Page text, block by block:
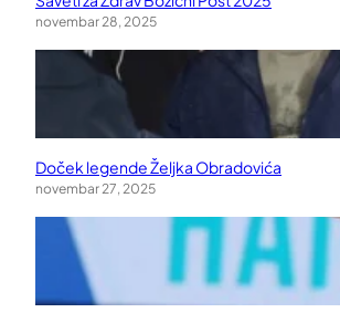
novembar 28, 2025
Doček legende Željka Obradovića
novembar 27, 2025